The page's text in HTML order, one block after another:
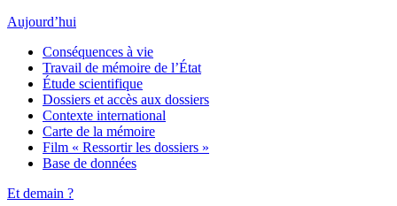
Aujourd’hui
Conséquences à vie
Travail de mémoire de l’État
Étude scientifique
Dossiers et accès aux dossiers
Contexte international
Carte de la mémoire
Film « Ressortir les dossiers »
Base de données
Et demain ?